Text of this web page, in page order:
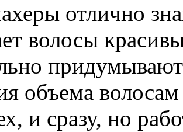
отлично
волосы
объема волосам
и сразу, но